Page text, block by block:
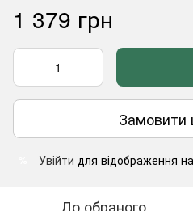
1 379 грн
Замовити
Увійти для відображення
До обраного